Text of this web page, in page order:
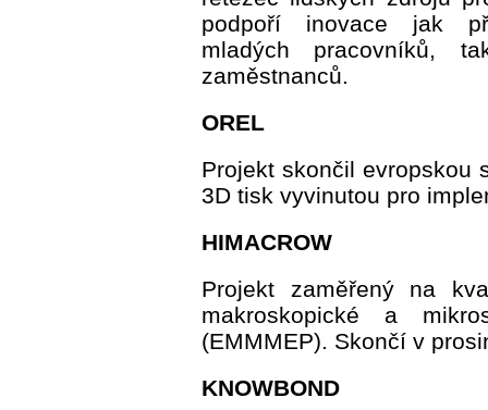
podpoří inovace jak
mladých pracovníků,
zaměstnanců.
OREL
Projekt skončil evropskou
3D tisk vyvinutou pro
HIMACROW
Projekt zaměřený na
makroskopické a
(EMMMEP). Skončí v
KNOWBOND